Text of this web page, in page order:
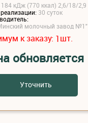
184 кДж (770 ккал) 2,6/18/2,9
30 суток
молочный завод №1"
к заказу: 1шт.
обновляется
Уточнить